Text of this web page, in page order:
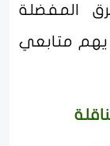
المفضلة
متابعي